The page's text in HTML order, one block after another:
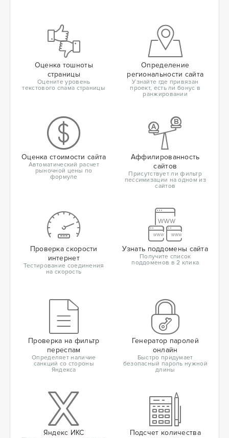
Оценка тошноты
страницы
Оцените уровень
текстового спама страницы
Определение
региональности сайта
Узнайте где привязан
проект, есть ли бонус в
ранжировании
Оценка стоимости сайта
Автоматический расчет
рыночной цены по
формуле
Аффилированность
сайтов
Присутствует ли фильтр
пессимизации на одном из
сайтов
Проверка скорости
интернет
Тестирование соединения
на скорость
Узнать поддомены сайта
Получите список
поддоменов в 2 клика
Проверка на фильтр
переспам
Определяет наличие
санкций со стороны
Яндекса
Генератор паролей
онлайн
Быстро придумает
безопасный пароль нужной
длины
Яндекс ИКС
Подсчет количества